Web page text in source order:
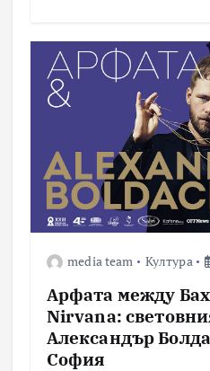
media team Култура
Арфата между
Nirvana:
Александър
София